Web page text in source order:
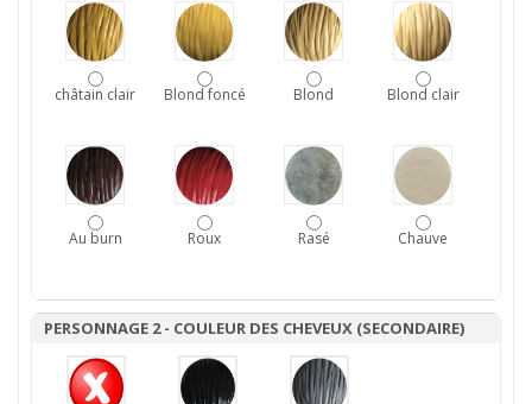
châtain clair Blond foncé Blond Blond clair
Au burn Roux Rasé Chauve
PERSONNAGE 2 - COULEUR DES CHEVEUX (SECONDAIRE)